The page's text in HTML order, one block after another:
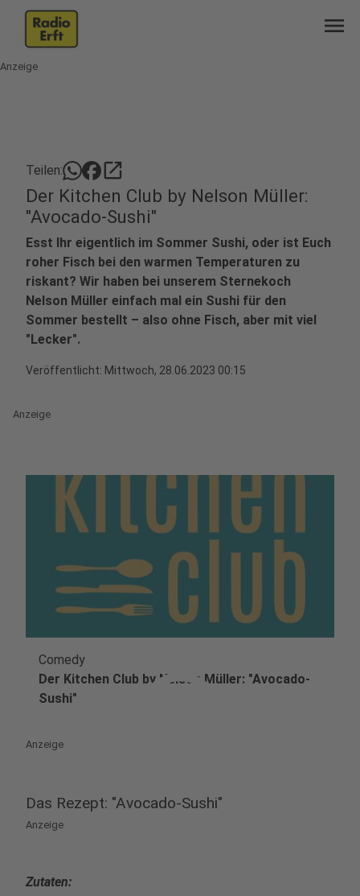
menu
Anzeige
Teilen: open_in_new
Der Kitchen Club by Nelson Müller:
"Avocado-Sushi"
Esst Ihr eigentlich im Sommer Sushi, oder ist Euch
roher Fisch bei den warmen Temperaturen zu
riskant? Wir haben bei unserem Sternekoch
Nelson Müller einfach mal ein Sushi für den
Sommer bestellt – also ohne Fisch, aber mit viel
"Lecker".
Veröffentlicht: Mittwoch, 28.06.2023 00:15
Anzeige
play_circle
Comedy
Der Kitchen Club by Nelson Müller: "Avocado-
Sushi"
Anzeige
Das Rezept: "Avocado-Sushi"
Anzeige
Zutaten: